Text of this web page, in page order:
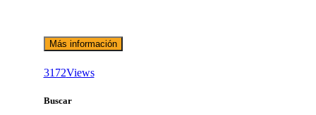
Más información
3172Views
Buscar